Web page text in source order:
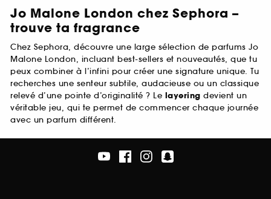
Jo Malone London chez Sephora –
trouve ta fragrance
Chez Sephora, découvre une large sélection de parfums Jo
Malone London, incluant best-sellers et nouveautés, que tu
peux combiner à l’infini pour créer une signature unique. Tu
recherches une senteur subtile, audacieuse ou un classique
relevé d’une pointe d’originalité ? Le layering devient un
véritable jeu, qui te permet de commencer chaque journée
avec un parfum différent.